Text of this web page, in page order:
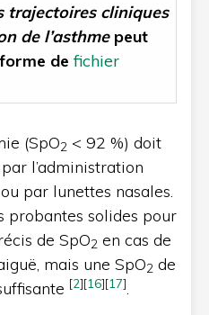
trajectoires cliniques
de l’asthmepeut
defichier
(SpO2 < 92 %) doit
l’administration
par lunettes nasales.
probantes solides pour
de SpO2 en cas de
mais une SpO2 de
[2][16][17].